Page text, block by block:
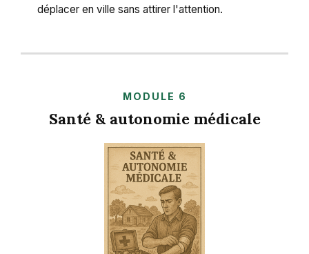
déplacer en ville sans attirer l'attention.
MODULE 6
Santé & autonomie médicale